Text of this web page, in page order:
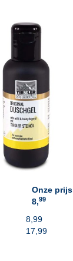
Onze prijs
8,99
8,99
17,99